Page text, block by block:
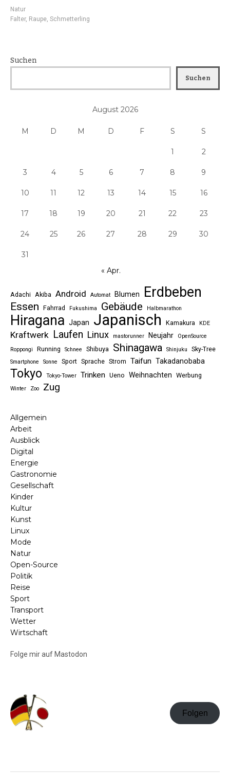
Natur
Falter, Raupe, Schmetterling
Suchen
Suchen
August 2026
M D M D F S S
1 2
3 4 5 6 7 8 9
10 11 12 13 14 15 16
17 18 19 20 21 22 23
24 25 26 27 28 29 30
31
« Apr.
Adachi Akiba Android Automat Blumen Erdbeben
Essen Fahrrad Fukushima Gebäude Halbmarathon
Hiragana Japan Japanisch Kamakura KDE
Kraftwerk Laufen Linux mastorunner Neujahr
OpenSource
Roppongi
Running Schnee Shibuya Shinagawa Shinjuku Sky-Tree
Smartphone Sonne Sport Sprache Strom Taifun Takadanobaba
Tokyo Tokyo-Tower Trinken Ueno Weihnachten Werbung
Winter Zoo Zug
Allgemein
Arbeit
Ausblick
Digital
Energie
Gastronomie
Gesellschaft
Kinder
Kultur
Kunst
Linux
Mode
Natur
Open-Source
Politik
Reise
Sport
Transport
Wetter
Wirtschaft
Folge mir auf Mastodon
Folgen